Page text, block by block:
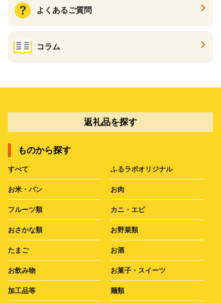
よくあるご質問
コラム
返礼品を探す
ものから探す
すべて ふるラボオリジナル
お米・パン お肉
フルーツ類 カニ・エビ
おさかな類 お野菜類
たまご お酒
お飲み物 お菓子・スイーツ
加工品等 麺類